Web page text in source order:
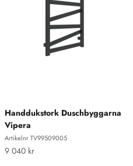
Handdukstork Duschbyggarna
Vipera
Artikelnr TV99509005
REA-pris
9 040 kr